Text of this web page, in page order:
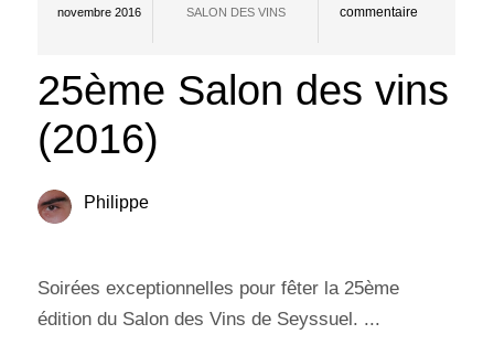
novembre 2016
SALON DES VINS
commentaire
25ème Salon des vins
(2016)
Philippe
Soirées exceptionnelles pour fêter la 25ème
édition du Salon des Vins de Seyssuel. ...